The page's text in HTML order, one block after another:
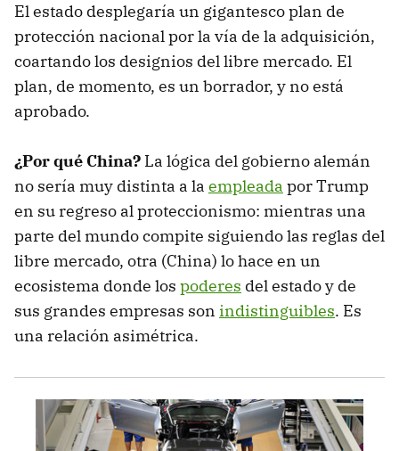
El estado desplegaría un gigantesco plan de
protección nacional por la vía de la adquisición,
coartando los designios del libre mercado. El
plan, de momento, es un borrador, y no está
aprobado.
¿Por qué China? La lógica del gobierno alemán
no sería muy distinta a la empleada por Trump
en su regreso al proteccionismo: mientras una
parte del mundo compite siguiendo las reglas del
libre mercado, otra (China) lo hace en un
ecosistema donde los poderes del estado y de
sus grandes empresas son indistinguibles. Es
una relación asimétrica.